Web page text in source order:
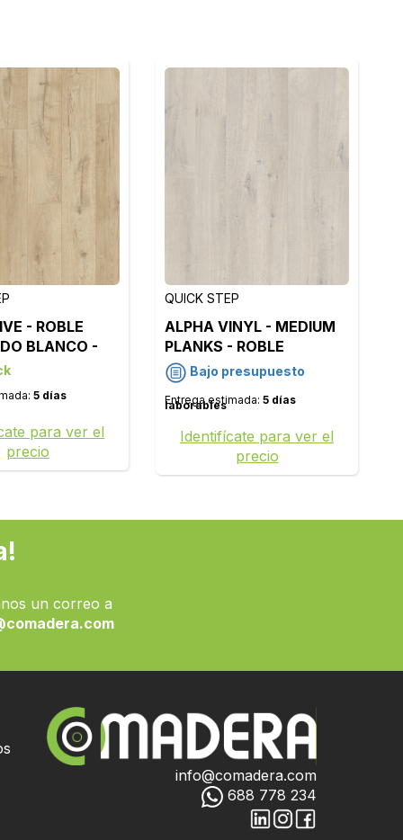
- ROBLE
BLANCO -
5 días
para ver el
precio
QUICK STEP
ALPHA VINYL - MEDIUM
PLANKS - ROBLE
BLANCO ALGODON
BLUSH - AVMP40200
Bajo presupuesto
Entrega estimada:5 días
laborables
Identifícate para ver el
precio
un correo a
info@comadera.com
688 778 234